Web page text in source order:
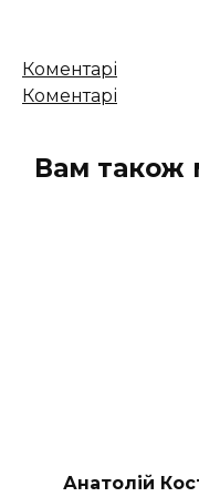
Кількість
коментарів
Коментарі
Коментарі
Вам також
Анатолій